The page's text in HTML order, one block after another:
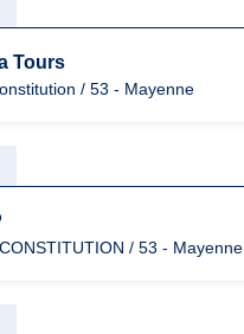
Tours
/ 53 - Mayenne
/ 53 - Mayenne